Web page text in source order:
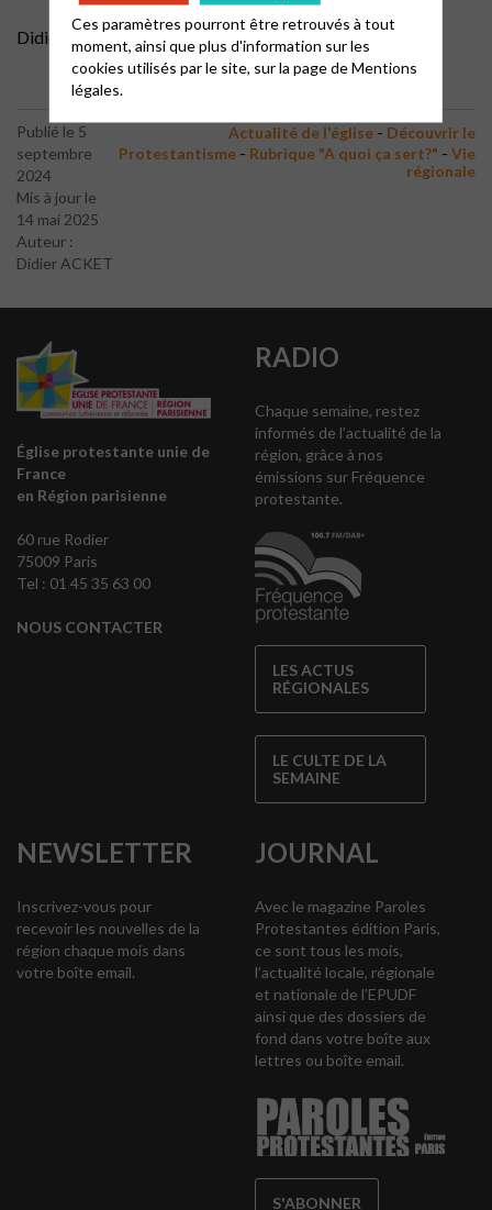
Didier ACKET, Vice-président du Conseil régional
Publié le 5
septembre
2024
Mis à jour le
14 mai 2025
Auteur :
Didier ACKET
Actualité de l'église - Découvrir le
Protestantisme - Rubrique "A quoi ça sert?" - Vie
régionale
Église protestante unie de
France
en Région parisienne
60 rue Rodier
75009 Paris
Tel : 01 45 35 63 00
NOUS CONTACTER
RADIO
Chaque semaine, restez
informés de l’actualité de la
région, grâce à nos
émissions sur Fréquence
protestante.
LES ACTUS
RÉGIONALES
LE CULTE DE LA
SEMAINE
NEWSLETTER
Inscrivez-vous pour
recevoir les nouvelles de la
région chaque mois dans
votre boîte email.
JOURNAL
Avec le magazine Paroles
Protestantes édition Paris,
ce sont tous les mois,
l’actualité locale, régionale
et nationale de l’EPUDF
ainsi que des dossiers de
fond dans votre boîte aux
lettres ou boîte email.
S'ABONNER
Ces paramètres pourront être retrouvés à tout
moment, ainsi que plus d'information sur les
cookies utilisés par le site, sur la page deMentions
légales.